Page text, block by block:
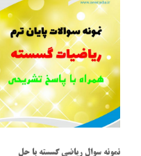
نمونه سوال ریاضی گسسته با حل